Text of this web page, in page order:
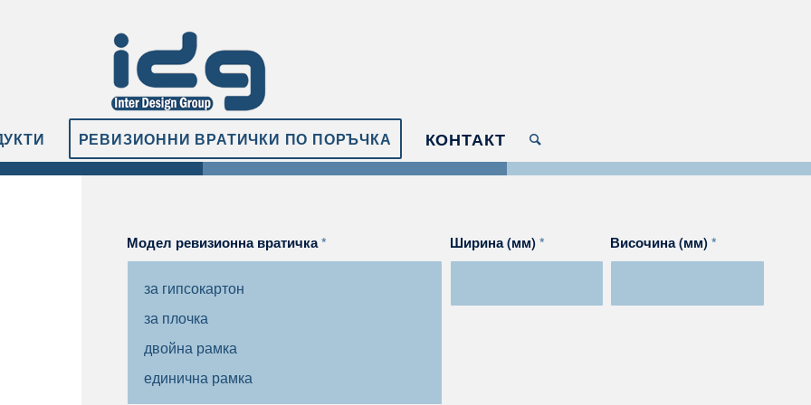
РЕВИЗИОННИ ВРАТИЧКИ ПО ПОРЪЧКА КОНТАКТ
Модел ревизионна вратичка* Ширина (мм)* Височина (мм)*